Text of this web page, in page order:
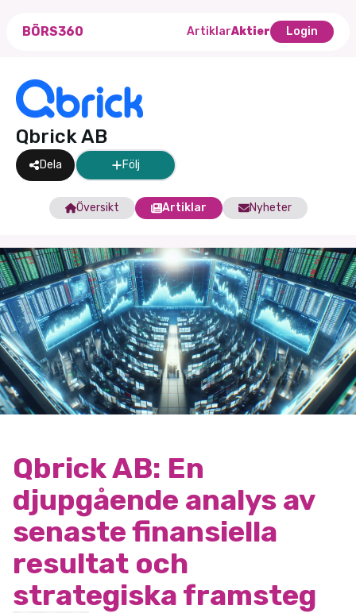
BÖRS360 ArtiklarAktier Login
Qbrick AB
Dela Följ
Översikt Artiklar Nyheter
Qbrick AB: En
djupgående analys av
senaste finansiella
resultat och
strategiska framsteg